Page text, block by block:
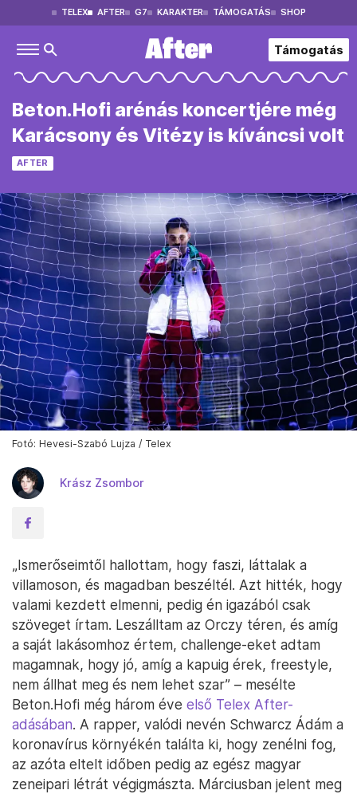
TELEX AFTER G7 KARAKTER TÁMOGATÁS SHOP
Támogatás
Beton.Hofi arénás koncertjére még
Karácsony és Vitézy is kíváncsi volt
AFTER
Fotó: Hevesi-Szabó Lujza / Telex
Krász Zsombor
„Ismerőseimtől hallottam, hogy faszi, láttalak a
villamoson, és magadban beszéltél. Azt hitték, hogy
valami kezdett elmenni, pedig én igazából csak
szöveget írtam. Leszálltam az Orczy téren, és amíg
a saját lakásomhoz értem, challenge-eket adtam
magamnak, hogy jó, amíg a kapuig érek, freestyle,
nem állhat meg és nem lehet szar” – mesélte
Beton.Hofi még három éve első Telex After-
adásában. A rapper, valódi nevén Schwarcz Ádám a
koronavírus környékén találta ki, hogy zenélni fog,
az azóta eltelt időben pedig az egész magyar
zeneipari létrát végigmászta. Márciusban jelent meg